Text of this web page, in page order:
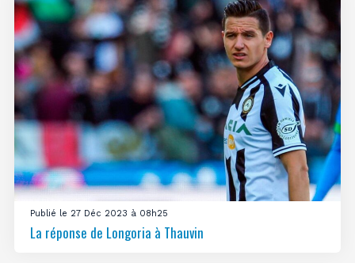
Publié le 27 Déc 2023 à 08h25
La réponse de Longoria à Thauvin